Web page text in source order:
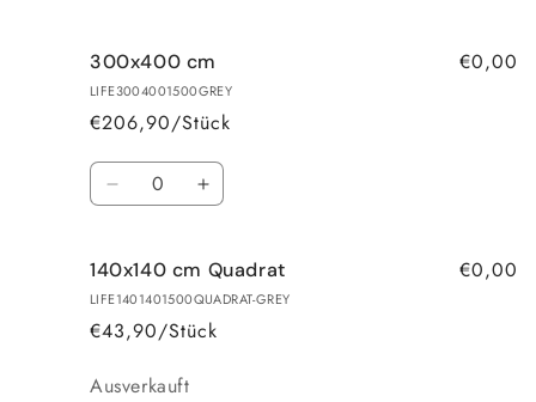
für
240x340
cm
für
240x340
cm
300x400 cm
LIFE3004001500GREY
€206,90/Stück
€0,00
Anzahl
Verringere
für
300x400
cm
Erhöhe
für
300x400
cm
140x140 cm Quadrat
LIFE1401401500QUADRAT-GREY
€43,90/Stück
€0,00
Anzahl
Ausverkauft